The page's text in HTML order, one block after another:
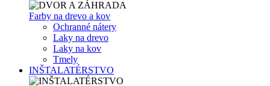
Farby na drevo a kov
Ochranné nátery
Laky na drevo
Laky na kov
Tmely
INŠTALATÉRSTVO